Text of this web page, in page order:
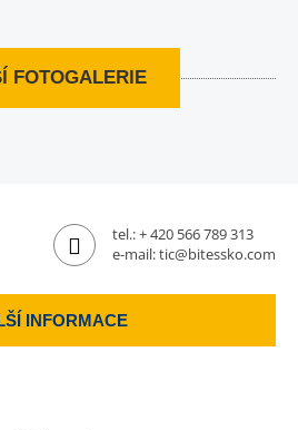
FOTOGALERIE
tel.:+ 420 566 789 313
e-mail:tic@bitessko.com
INFORMACE